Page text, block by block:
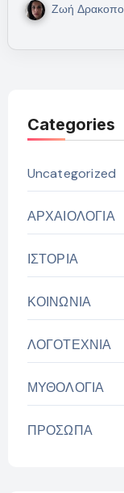
Ζωή
Categories
Uncategorized
ΑΡΧΑΙΟΛΟΓΙΑ
ΙΣΤΟΡΙΑ
ΚΟΙΝΩΝΙΑ
ΛΟΓΟΤΕΧΝΙΑ
ΜΥΘΟΛΟΓΙΑ
ΠΡΟΣΩΠΑ